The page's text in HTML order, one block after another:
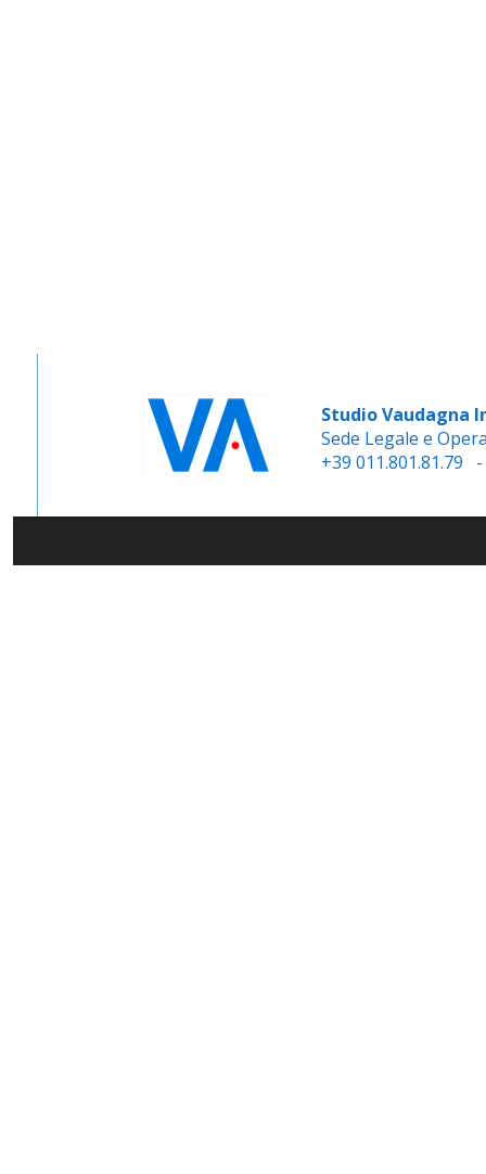
Studio Vaudagna
Sede Legale e
+39 011.801.81.79